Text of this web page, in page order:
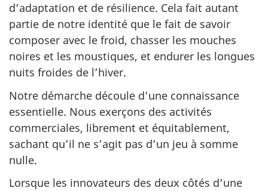
d’adaptation et de résilience. Cela fait autant
partie de notre identité que le fait de savoir
composer avec le froid, chasser les mouches
noires et les moustiques, et endurer les longues
nuits froides de l’hiver.
Notre démarche découle d’une connaissance
essentielle. Nous exerçons des activités
commerciales, librement et équitablement,
sachant qu’il ne s’agit pas d’un jeu à somme
nulle.
Lorsque les innovateurs des deux côtés d’une